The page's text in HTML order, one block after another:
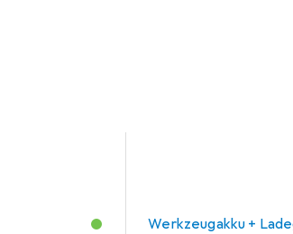
Werkzeugakku +